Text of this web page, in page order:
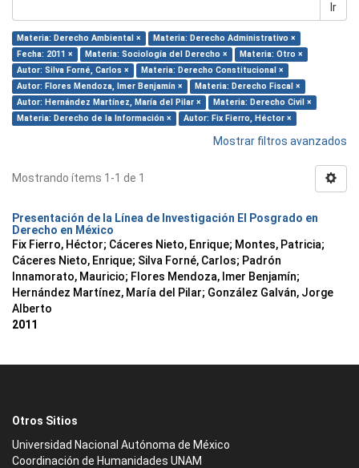
Ir
Materia: Derecho Ambiental ×
Materia: Derecho Administrativo ×
Fecha: 2011 ×
Materia: Sociología del Derecho ×
Materia: Otro ×
Autor: Silva Forné, Carlos ×
Materia: Derecho Constitucional ×
Autor: Flores Mendoza, Imer Benjamín ×
Materia: Derecho Fiscal ×
Autor: Hernández Martínez, María del Pilar ×
Materia: Derecho Civil ×
Materia: Derecho de la Información ×
Autor: Fix Fierro, Héctor ×
Mostrar filtros avanzados
Mostrando ítems 1-1 de 1
Presentación de la Línea de Investigación El Posgrado en
Derecho en México
Fix Fierro, Héctor; Cáceres Nieto, Enrique; Montes, Patricia;
Cáceres Nieto, Enrique; Silva Forné, Carlos; Padrón
Innamorato, Mauricio; Flores Mendoza, Imer Benjamín;
Hernández Martínez, María del Pilar; González Galván, Jorge
Alberto
2011
Otros Sitios
Universidad Nacional Autónoma de México
Coordinación de Humanidades UNAM